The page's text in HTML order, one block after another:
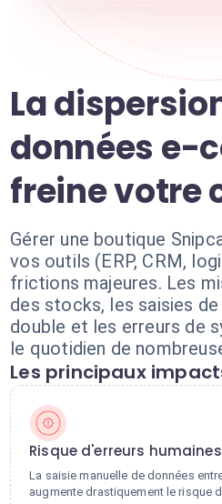
La
données e-
freine votre
Gérer une boutique
vos outils (ERP, CRM,
frictions majeures. Les
des stocks, les saisies
double et les erreurs de
le quotidien de
Les principaux
Risque d'erreurs humaines
La saisie manuelle de données
augmente drastiquement le risque